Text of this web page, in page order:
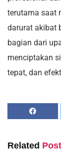
terutama saat
darurat akibat
bagian dari
menciptakan
tepat, dan
Related